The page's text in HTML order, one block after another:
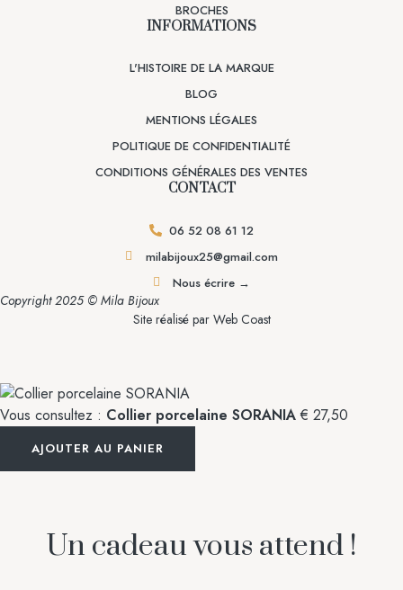
BROCHES
INFORMATIONS
L'HISTOIRE DE LA MARQUE
BLOG
MENTIONS LÉGALES
POLITIQUE DE CONFIDENTIALITÉ
CONDITIONS GÉNÉRALES DES VENTES
CONTACT
06 52 08 61 12
milabijoux25@gmail.com
Nous écrire →
Copyright 2025 © Mila Bijoux
Site réalisé par Web Coast
Vous consultez : Collier porcelaine SORANIA € 27,50
AJOUTER AU PANIER
Un cadeau vous attend !